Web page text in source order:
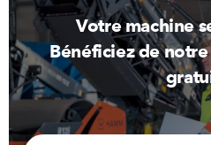
Votre machine
Bénéficiez de